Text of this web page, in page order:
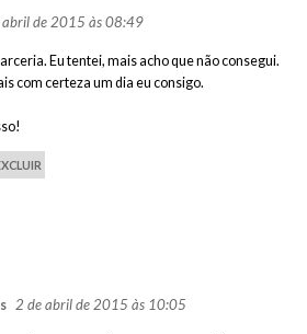
abril de 2015 às 08:49
Eu tentei, mais acho que não consegui.
com certeza um dia eu consigo.
2 de abril de 2015 às 10:05